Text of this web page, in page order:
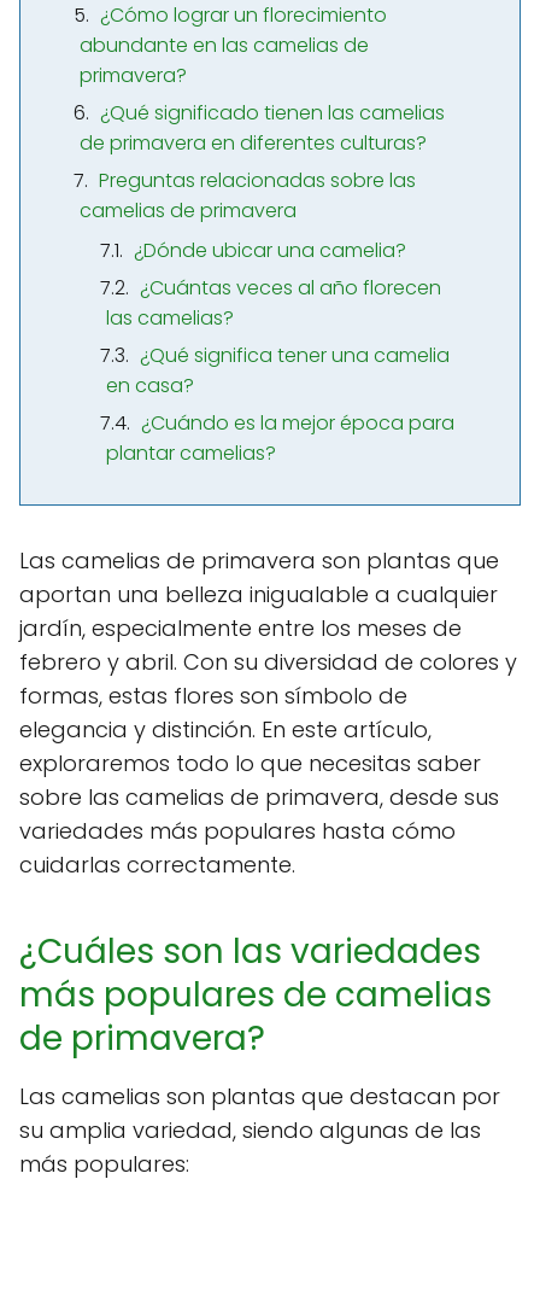
¿Cómo lograr un florecimiento
abundante en las camelias de
primavera?
¿Qué significado tienen las camelias
de primavera en diferentes culturas?
Preguntas relacionadas sobre las
camelias de primavera
¿Dónde ubicar una camelia?
¿Cuántas veces al año florecen
las camelias?
¿Qué significa tener una camelia
en casa?
¿Cuándo es la mejor época para
plantar camelias?
Las camelias de primavera son plantas que
aportan una belleza inigualable a cualquier
jardín, especialmente entre los meses de
febrero y abril. Con su diversidad de colores y
formas, estas flores son símbolo de
elegancia y distinción. En este artículo,
exploraremos todo lo que necesitas saber
sobre las camelias de primavera, desde sus
variedades más populares hasta cómo
cuidarlas correctamente.
¿Cuáles son las variedades
más populares de camelias
de primavera?
Las camelias son plantas que destacan por
su amplia variedad, siendo algunas de las
más populares: